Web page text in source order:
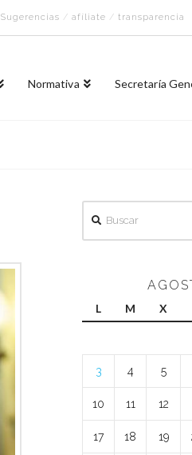
Sugerencias /afíliate /transparencia
Normativa Secretaría
L M X
3 4 5
10 11 12
17 18 19